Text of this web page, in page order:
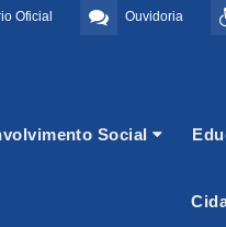
Ouvidoria
Oficial
Social